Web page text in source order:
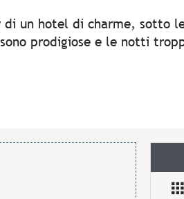
un hotel di charme, sotto
prodigiose e le notti